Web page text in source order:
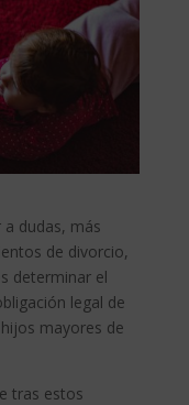
a dudas, más
de divorcio,
determinar el
legal de
mayores de
tras estos